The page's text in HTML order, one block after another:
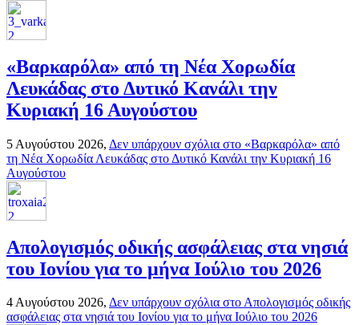
«Βαρκαρόλα» από τη Νέα Χορωδία
Λευκάδας στο Δυτικό Κανάλι την
Κυριακή 16 Αυγούστου
5 Αυγούστου 2026, Δεν υπάρχουν σχόλια στο «Βαρκαρόλα» από
τη Νέα Χορωδία Λευκάδας στο Δυτικό Κανάλι την Κυριακή 16
Αυγούστου
Απολογισμός οδικής ασφάλειας στα νησιά
του Ιονίου για το μήνα Ιούλιο του 2026
4 Αυγούστου 2026, Δεν υπάρχουν σχόλια στο Απολογισμός οδικής
ασφάλειας στα νησιά του Ιονίου για το μήνα Ιούλιο του 2026